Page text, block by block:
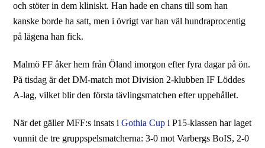
och stöter in dem kliniskt. Han hade en chans till som han
kanske borde ha satt, men i övrigt var han väl hundraprocentig
på lägena han fick.
Malmö FF åker hem från Öland imorgon efter fyra dagar på ön.
På tisdag är det DM-match mot Division 2-klubben IF Löddes
A-lag, vilket blir den första tävlingsmatchen efter uppehållet.
När det gäller MFF:s insats iGothia Cup i P15-klassen har laget
vunnit de tre gruppspelsmatcherna: 3-0 mot Varbergs BoIS, 2-0